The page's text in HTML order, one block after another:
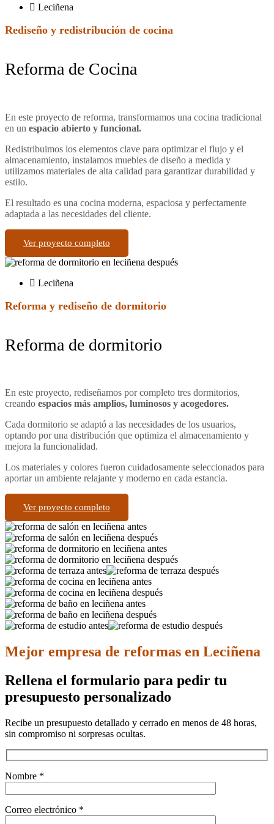
Leciñena
Rediseño y redistribución de cocina
Reforma de Cocina
En este proyecto de reforma, transformamos una cocina tradicional
en un espacio abierto y funcional.
Redistribuimos los elementos clave para optimizar el flujo y el
almacenamiento, instalamos muebles de diseño a medida y
utilizamos materiales de alta calidad para garantizar durabilidad y
estilo.
El resultado es una cocina moderna, espaciosa y perfectamente
adaptada a las necesidades del cliente.
Ver proyecto completo
Leciñena
Reforma y rediseño de dormitorio
Reforma de dormitorio
En este proyecto, rediseñamos por completo tres dormitorios,
creando espacios más amplios, luminosos y acogedores.
Cada dormitorio se adaptó a las necesidades de los usuarios,
optando por una distribución que optimiza el almacenamiento y
mejora la funcionalidad.
Los materiales y colores fueron cuidadosamente seleccionados para
aportar un ambiente relajante y moderno en cada estancia.
Ver proyecto completo
Mejor empresa de reformas en Leciñena
Rellena el formulario para pedir tu
presupuesto personalizado
Recibe un presupuesto detallado y cerrado en menos de 48 horas,
sin compromiso ni sorpresas ocultas.
Nombre *
Correo electrónico *